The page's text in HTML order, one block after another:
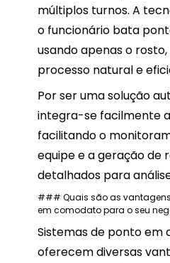
múltiplos turnos. A
o funcionário bata
usando apenas o
processo natural e
Por ser uma solução
integra-se facilmente
facilitando o
equipe e a geração de
detalhados para
### Quais são as
em comodato para o seu
Sistemas de ponto em
oferecem diversas